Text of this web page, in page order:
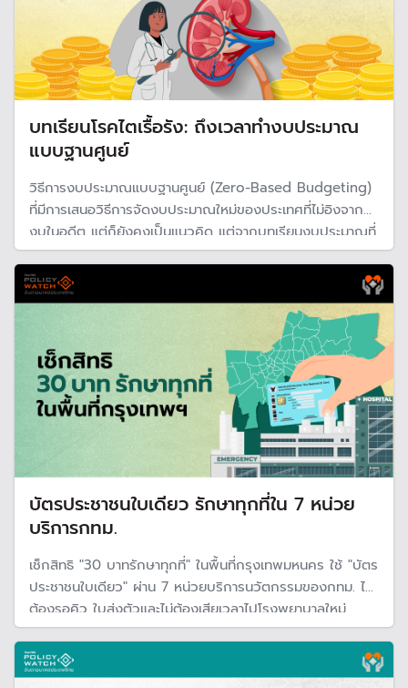
บทเรียนโรคไตเรื้อรัง: ถึงเวลาทำงบประมาณ
แบบฐานศูนย์
วิธีการงบประมาณแบบฐานศูนย์ (Zero-Based Budgeting)
ที่มีการเสนอวิธีการจัดงบประมาณใหม่ของประเทศที่ไม่อิงจาก
งบในอดีต แต่ก็ยังคงเป็นแนวคิด แต่จากบทเรียนงบประมาณที่
ใช้รักษา “โรคไตเริ้อรัง“อาจจำเป็นต้องหันมาหาทางเลือกการ
จัดสรรงบใหม่
บัตรประชาชนใบเดียว รักษาทุกที่ใน 7 หน่วย
บริการกทม.
เช็กสิทธิ "30 บาทรักษาทุกที่" ในพื้นที่กรุงเทพมหนคร ใช้ "บัตร
ประชาชนใบเดียว" ผ่าน 7 หน่วยบริการนวัตกรรมของกทม. ไม่
ต้องรอคิว ใบส่งตัวและไม่ต้องเสียเวลาไปโรงพยาบาลใหม่